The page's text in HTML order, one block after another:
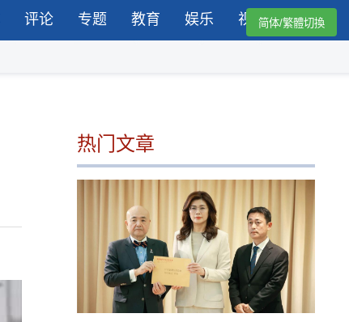
评论 专题 教育 娱乐 视频简体/繁體切換
热门文章